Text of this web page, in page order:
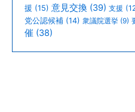
援 (15) 意見交換 (39) 支援
党公認候補 (14) 衆議院選挙 (9)
催 (38)